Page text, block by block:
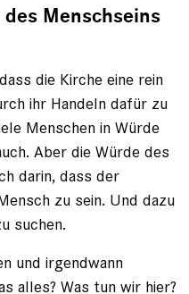
Menschseins
die Kirche eine rein
ihr Handeln dafür zu
Menschen in Würde
Aber die Würde des
darin, dass der
zu sein. Und dazu
suchen.
und irgendwann
alles? Was tun wir hier?